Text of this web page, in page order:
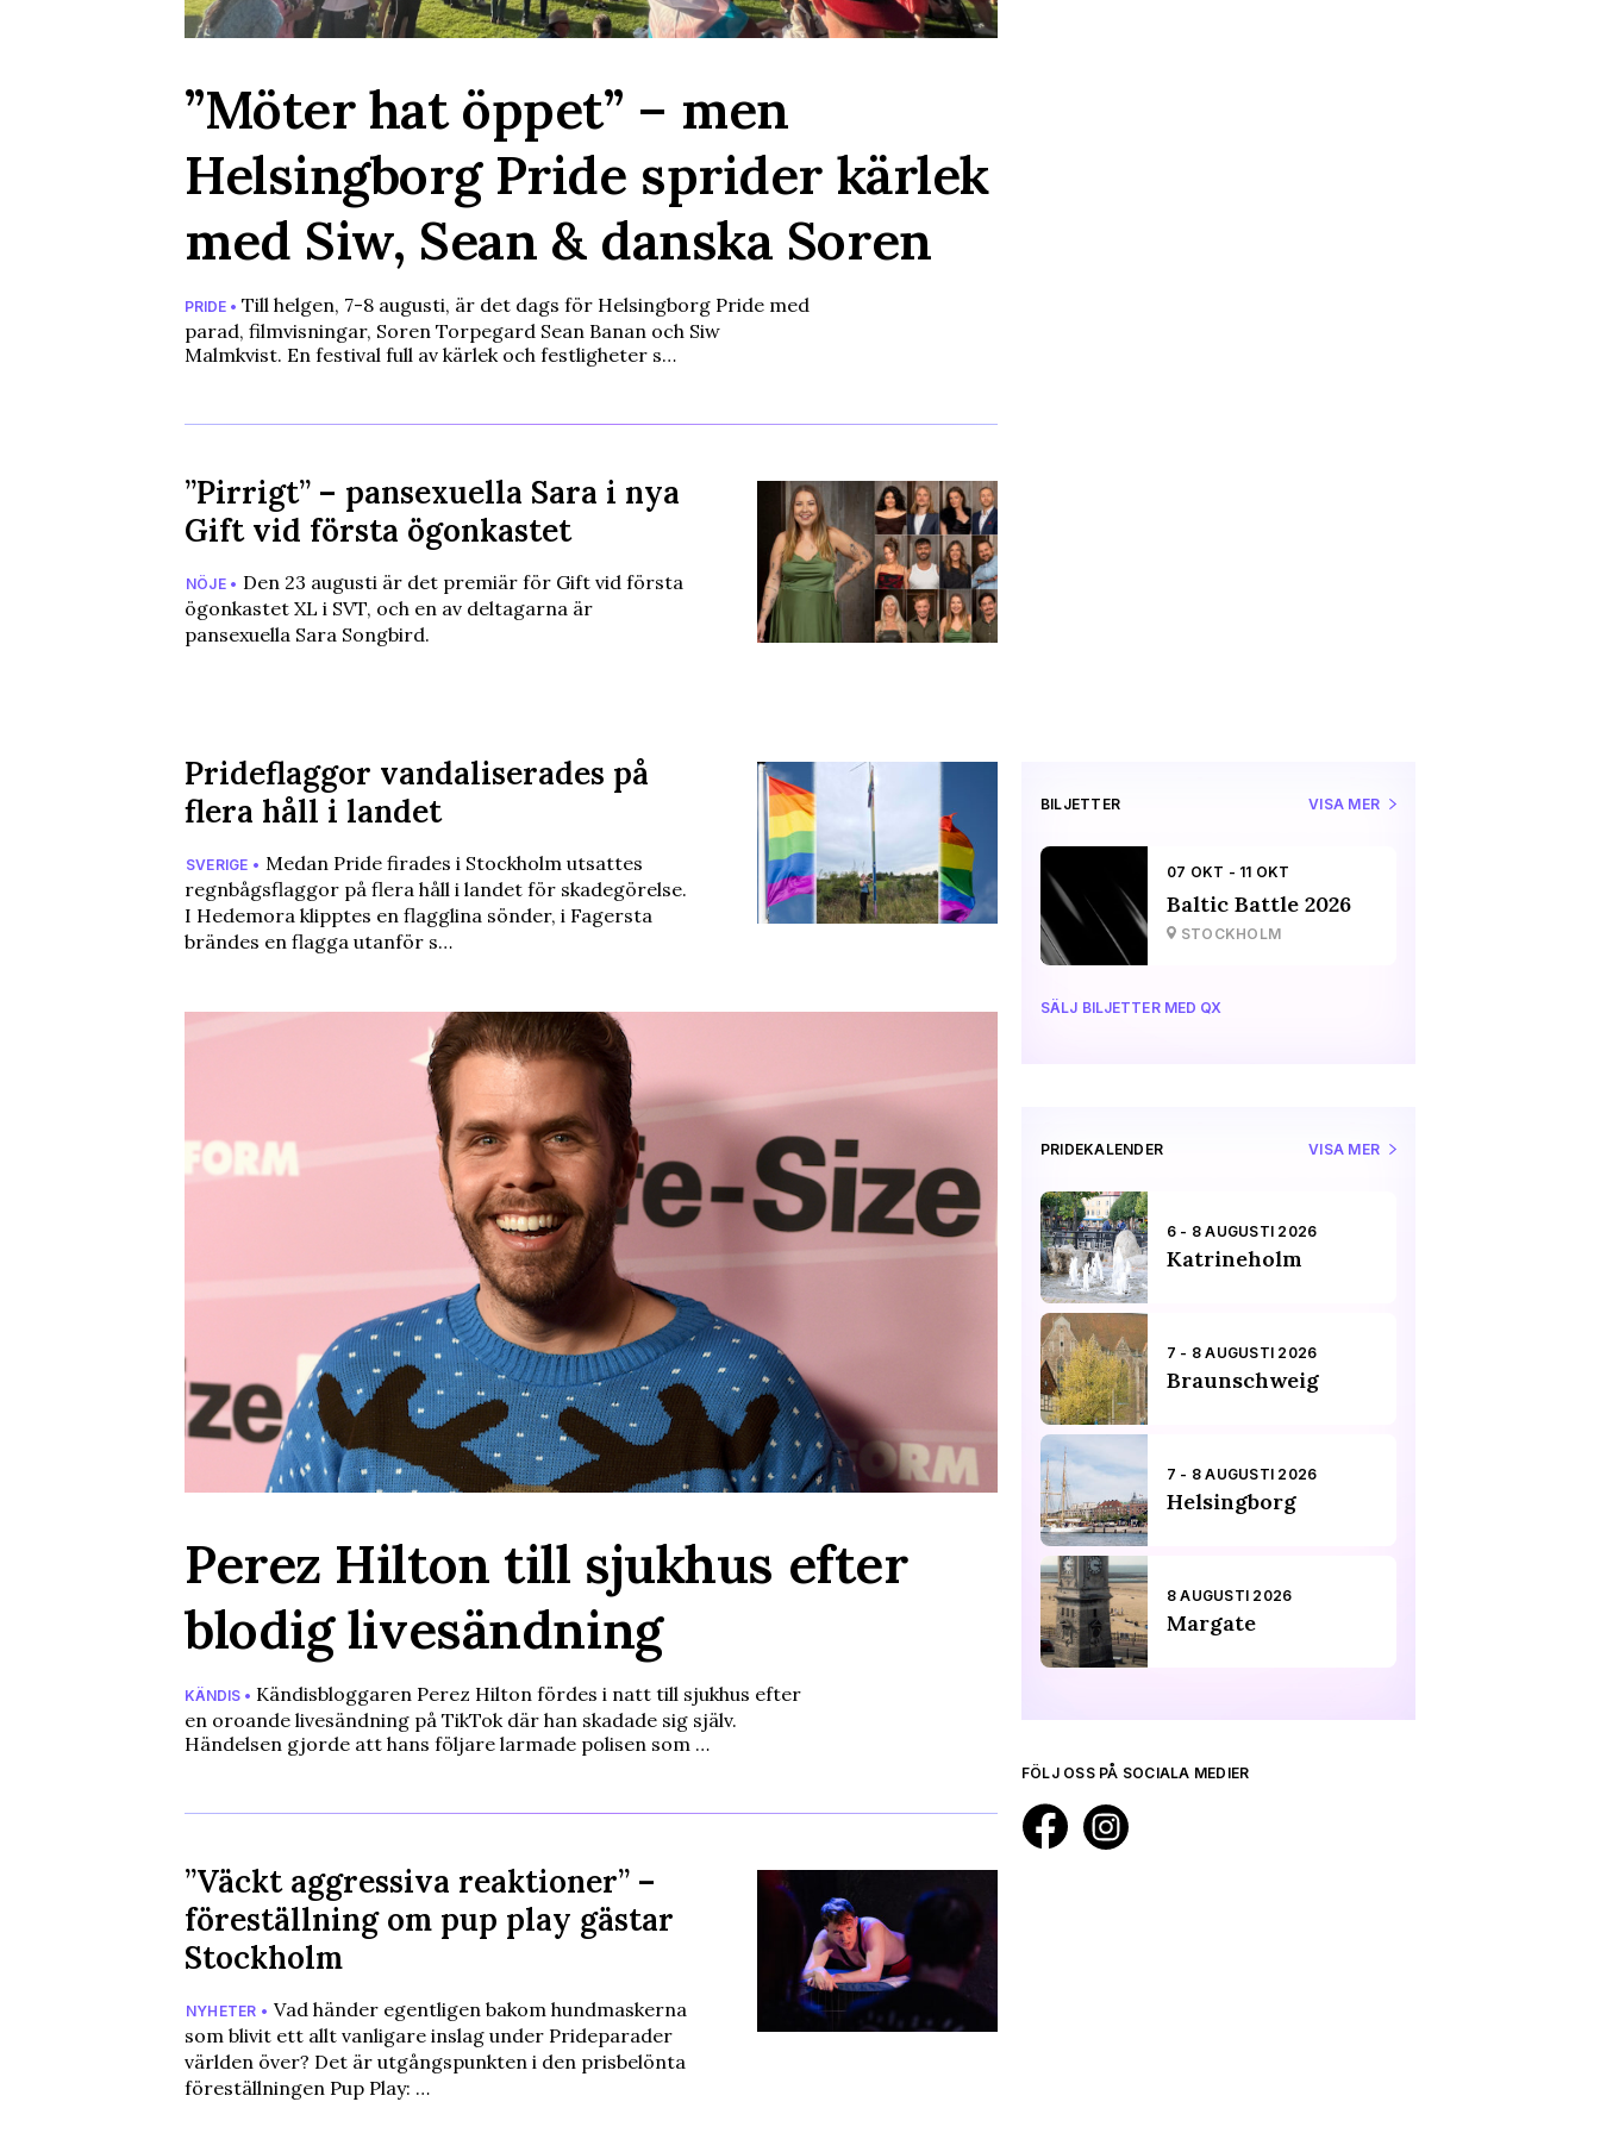
”Möter hat öppet” – men
Helsingborg Pride sprider kärlek
med Siw, Sean & danska Soren
PRIDE • Till helgen, 7-8 augusti, är det dags för Helsingborg Pride med
parad, filmvisningar, Soren Torpegard Sean Banan och Siw
Malmkvist. En festival full av kärlek och festligheter s…
”Pirrigt” – pansexuella Sara i nya
Gift vid första ögonkastet
NÖJE • Den 23 augusti är det premiär för Gift vid första
ögonkastet XL i SVT, och en av deltagarna är
pansexuella Sara Songbird.
Prideflaggor vandaliserades på
flera håll i landet
SVERIGE • Medan Pride firades i Stockholm utsattes
regnbågsflaggor på flera håll i landet för skadegörelse.
I Hedemora klipptes en flagglina sönder, i Fagersta
brändes en flagga utanför s…
Perez Hilton till sjukhus efter
blodig livesändning
KÄNDIS • Kändisbloggaren Perez Hilton fördes i natt till sjukhus efter
en oroande livesändning på TikTok där han skadade sig själv.
Händelsen gjorde att hans följare larmade polisen som …
”Väckt aggressiva reaktioner” –
föreställning om pup play gästar
Stockholm
NYHETER • Vad händer egentligen bakom hundmaskerna
som blivit ett allt vanligare inslag under Prideparader
världen över? Det är utgångspunkten i den prisbelönta
föreställningen Pup Play: …
BILJETTER VISA MER
07 OKT - 11 OKT
Baltic Battle 2026
STOCKHOLM
SÄLJ BILJETTER MED QX
PRIDEKALENDER VISA MER
6 - 8 AUGUSTI 2026
Katrineholm
7 - 8 AUGUSTI 2026
Braunschweig
7 - 8 AUGUSTI 2026
Helsingborg
8 AUGUSTI 2026
Margate
FÖLJ OSS PÅ SOCIALA MEDIER